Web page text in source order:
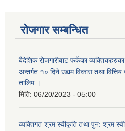
रोजगार सम्बन्धित
बैदेशिक रोजगारीबाट फर्केका
अन्तर्गत १० दिने उद्यम विकास तथा
तालिम ।
मिति: 06/20/2023 - 05:00
व्यक्तिगत श्रम स्वीकृति तथा पुन: श्रम